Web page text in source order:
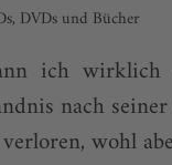
DVDs und Bücher
ich
nach
wohl